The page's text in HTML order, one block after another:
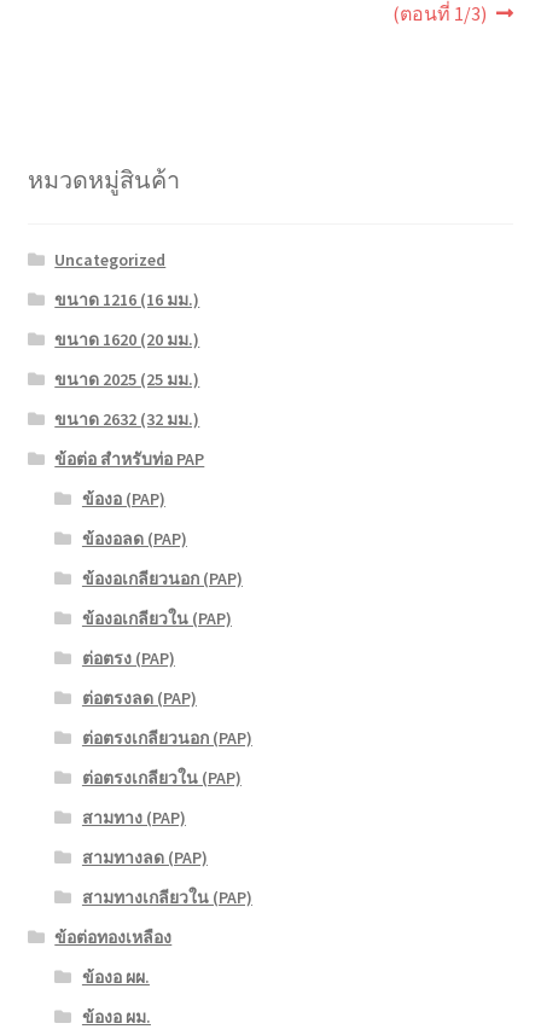
(ตอนที่ 1/3)
หมวดหมู่สินค้า
Uncategorized
ขนาด 1216 (16 มม.)
ขนาด 1620 (20 มม.)
ขนาด 2025 (25 มม.)
ขนาด 2632 (32 มม.)
ข้อต่อ สำหรับท่อ PAP
ข้องอ (PAP)
ข้องอลด (PAP)
ข้องอเกลียวนอก (PAP)
ข้องอเกลียวใน (PAP)
ต่อตรง (PAP)
ต่อตรงลด (PAP)
ต่อตรงเกลียวนอก (PAP)
ต่อตรงเกลียวใน (PAP)
สามทาง (PAP)
สามทางลด (PAP)
สามทางเกลียวใน (PAP)
ข้อต่อทองเหลือง
ข้องอ ผผ.
ข้องอ ผม.